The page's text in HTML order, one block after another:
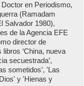
en Periodismo,
(Ramadam
Salvador 1980),
de la Agencia EFE
director de
‘China, nueva
secuestrada’,
sometidos’, 'Las
y 'Hienas y